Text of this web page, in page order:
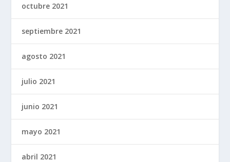
octubre 2021
septiembre 2021
agosto 2021
julio 2021
junio 2021
mayo 2021
abril 2021